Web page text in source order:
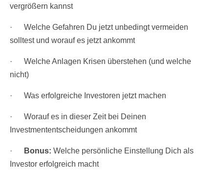
vergrößern kannst
· Welche Gefahren Du jetzt unbedingt vermeiden
solltest und worauf es jetzt ankommt
· Welche Anlagen Krisen überstehen (und welche
nicht)
· Was erfolgreiche Investoren jetzt machen
· Worauf es in dieser Zeit bei Deinen
Investmententscheidungen ankommt
· Bonus: Welche persönliche Einstellung Dich als
Investor erfolgreich macht